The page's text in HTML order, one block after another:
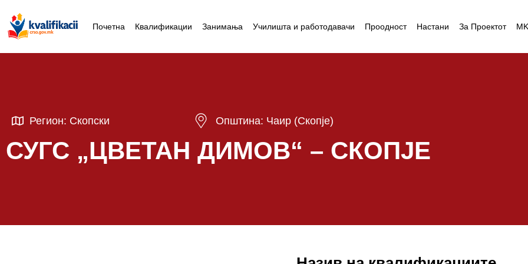
Почетна Квалификации Занимања Училишта и работодавачи Проодност Настани За Проектот MK
Регион: Скопски Општина: Чаир (Скопје)
СУГС „ЦВЕТАН ДИМОВ“ – СКОПЈЕ